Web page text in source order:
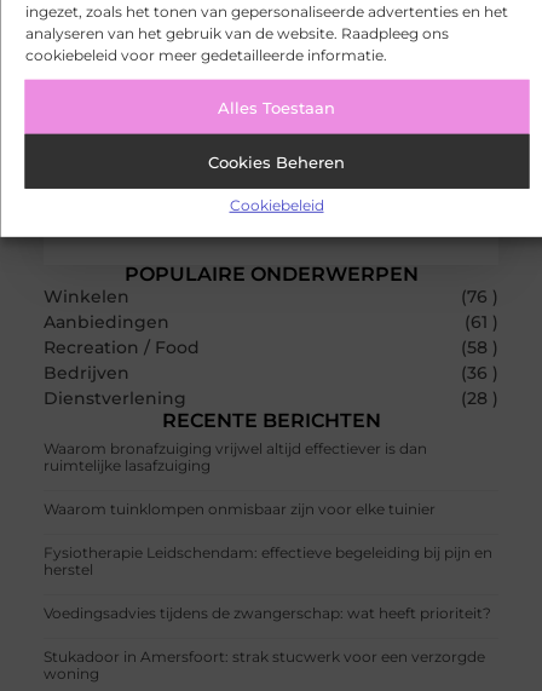
ingezet, zoals het tonen van gepersonaliseerde advertenties en het
analyseren van het gebruik van de website. Raadpleeg ons
cookiebeleid voor meer gedetailleerde informatie.
Alles Toestaan
Cookies Beheren
Cookiebeleid
POPULAIRE ONDERWERPEN
Winkelen
(76 )
Aanbiedingen
(61 )
Recreation / Food
(58 )
Bedrijven
(36 )
Dienstverlening
(28 )
RECENTE BERICHTEN
Waarom bronafzuiging vrijwel altijd effectiever is dan
ruimtelijke lasafzuiging
Waarom tuinklompen onmisbaar zijn voor elke tuinier
Fysiotherapie Leidschendam: effectieve begeleiding bij pijn en
herstel
Voedingsadvies tijdens de zwangerschap: wat heeft prioriteit?
Stukadoor in Amersfoort: strak stucwerk voor een verzorgde
woning
Jouw verhalenverdienen een plek!
platform biedt jou de ruimte om jouw verhalen te
delen. Registreer nu en blog mee.
Registreer nu!